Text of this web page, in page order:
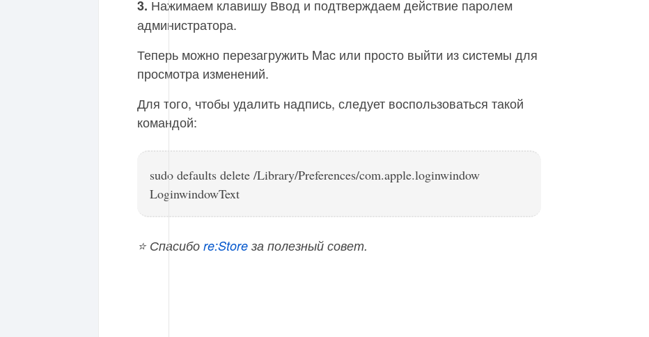
3. Нажимаем клавишу Ввод и подтверждаем действие паролем
администратора.
Теперь можно перезагружить Mac или просто выйти из системы для
просмотра изменений.
Для того, чтобы удалить надпись, следует воспользоваться такой
командой:
sudo defaults delete /Library/Preferences/com.apple.loginwindow
LoginwindowText
⭐ Спасибо re:Store за полезный совет.